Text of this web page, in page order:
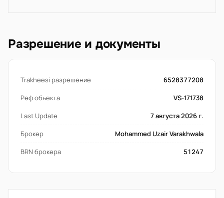
Разрешение и документы
Trakheesi разрешение
6528377208
Реф объекта
VS-171738
Last Update
7 августа 2026 г.
Брокер
Mohammed Uzair Varakhwala
BRN брокера
51247